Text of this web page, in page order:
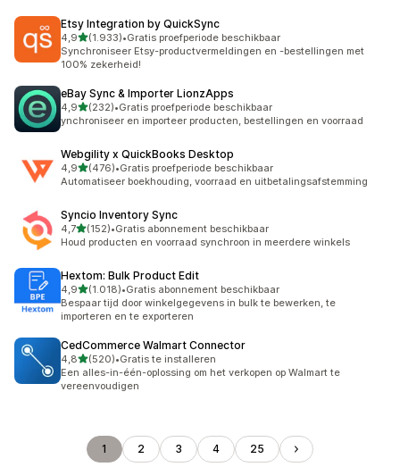
Etsy Integration by QuickSync
4,9van 5 sterren
(1.933)
1933 recensies in totaal
•Gratis proefperiode beschikbaar
Synchroniseer Etsy-productvermeldingen en -bestellingen met
100% zekerheid!
eBay Sync & Importer LionzApps
4,9van 5 sterren
(232)
232 recensies in totaal
•Gratis proefperiode beschikbaar
ynchroniseer en importeer producten, bestellingen en voorraad
Webgility x QuickBooks Desktop
4,9van 5 sterren
(476)
476 recensies in totaal
•Gratis proefperiode beschikbaar
Automatiseer boekhouding, voorraad en uitbetalingsafstemming
Syncio Inventory Sync
4,7van 5 sterren
(152)
152 recensies in totaal
•Gratis abonnement beschikbaar
Houd producten en voorraad synchroon in meerdere winkels
Hextom: Bulk Product Edit
4,9van 5 sterren
(1.018)
1018 recensies in totaal
•Gratis abonnement beschikbaar
Bespaar tijd door winkelgegevens in bulk te bewerken, te
importeren en te exporteren
CedCommerce Walmart Connector
4,8van 5 sterren
(520)
520 recensies in totaal
•Gratis te installeren
Een alles-in-één-oplossing om het verkopen op Walmart te
vereenvoudigen
1 2 3 4 25